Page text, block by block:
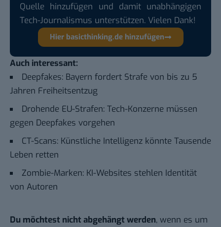
Quelle hinzufügen und damit unabhängigen
Tech-Journalismus unterstützen. Vielen Dank!
Hier basicthinking.de hinzufügen
Auch interessant:
Deepfakes: Bayern fordert Strafe von bis zu 5
Jahren Freiheitsentzug
Drohende EU-Strafen: Tech-Konzerne müssen
gegen Deepfakes vorgehen
CT-Scans: Künstliche Intelligenz könnte Tausende
Leben retten
Zombie-Marken: KI-Websites stehlen Identität
von Autoren
Du möchtest nicht abgehängt werden, wenn es um